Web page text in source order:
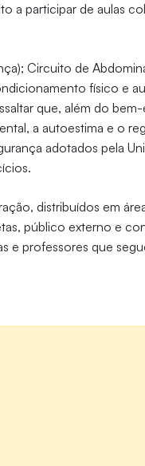
a participar de aulas
Circuito de
físico e
que, além do
a autoestima e o
adotados pela
distribuídos em
público externo e
e professores que